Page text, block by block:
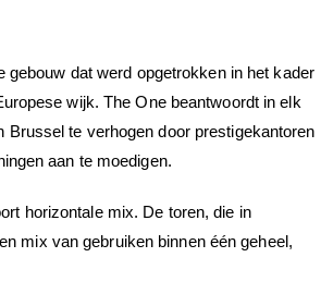
dat werd opgetrokken in het kader
wijk. The One beantwoordt in elk
te verhogen door prestigekantoren
aan te moedigen.
horizontale mix. De toren, die in
mix van gebruiken binnen één geheel,